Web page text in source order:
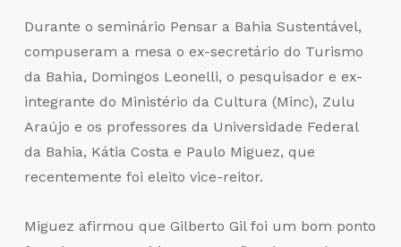
Durante o seminário Pensar a Bahia Sustentável,
compuseram a mesa o ex-secretário do Turismo
da Bahia, Domingos Leonelli, o pesquisador e ex-
integrante do Ministério da Cultura (Minc), Zulu
Araújo e os professores da Universidade Federal
da Bahia, Kátia Costa e Paulo Miguez, que
recentemente foi eleito vice-reitor.
Miguez afirmou que Gilberto Gil foi um bom ponto